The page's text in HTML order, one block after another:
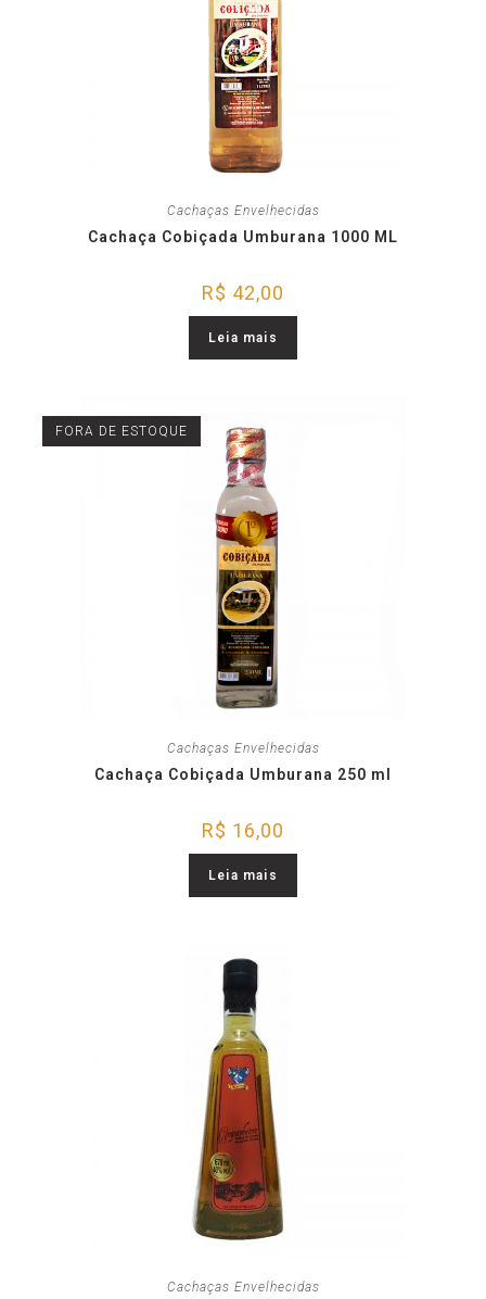
Cachaças Envelhecidas
Cachaça Cobiçada Umburana 1000 ML
R$ 42,00
Leia mais
FORA DE ESTOQUE
Cachaças Envelhecidas
Cachaça Cobiçada Umburana 250 ml
R$ 16,00
Leia mais
Cachaças Envelhecidas